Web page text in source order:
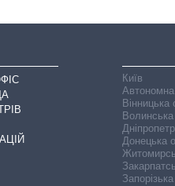
Київ
Вінницька
Донецька